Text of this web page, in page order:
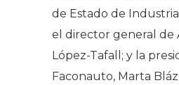
de Estado de
el director general de
López-Tafall; y la
Faconauto, Marta